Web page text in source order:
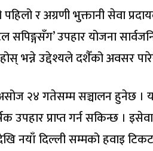
र अग्रणी भुक्तानी सेवा
सपिङ्गसँग’ उपहार योजना
भन्ने उद्देश्यले दशैँको अवसर
२४ गतेसम्म सञ्चालन हुनेछ
उपहार प्राप्त गर्न सकिन्छ ।
नयाँ दिल्ली सम्मको हवाइ टिकट